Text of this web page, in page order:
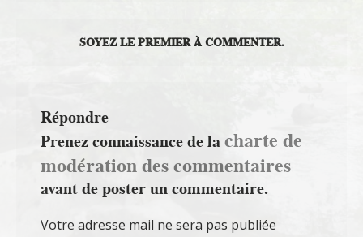
SOYEZ LE PREMIER À COMMENTER.
Répondre
Prenez connaissance de lacharte de
modération des commentaires
avant de poster un commentaire.
Votre adresse mail ne sera pas publiée